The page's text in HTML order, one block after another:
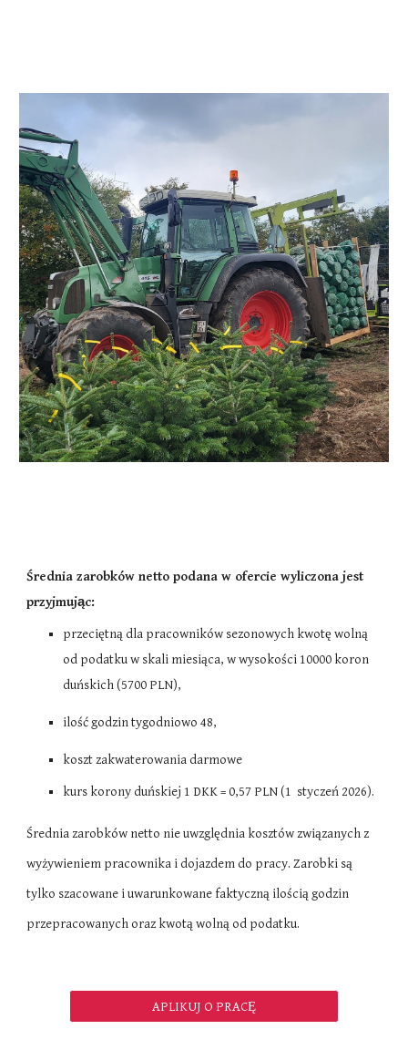
Średnia zarobków netto podana w ofercie wyliczona jest
przyjmując:
przeciętną dla pracowników sezonowych kwotę wolną
od podatku w skali miesiąca, w wysokości 10000 koron
duńskich (5700 PLN),
ilość godzin tygodniowo48,
koszt zakwaterowania darmowe
kurs korony duńskiej 1 DKK = 0,57 PLN (1 styczeń 2026).
Średnia zarobków netto nie uwzględnia kosztów związanych z
wyżywieniem pracownika i dojazdem do pracy. Zarobki są
tylko szacowane i uwarunkowane faktyczną ilością godzin
przepracowanych oraz kwotą wolną od podatku.
APLIKUJ O PRACĘ